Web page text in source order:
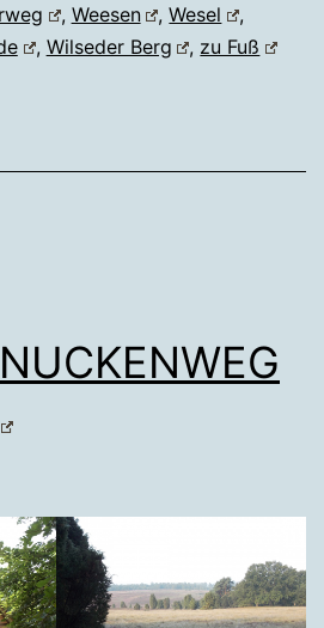
, Weesen ,Wesel
,
, Wilseder Berg , zu Fuß